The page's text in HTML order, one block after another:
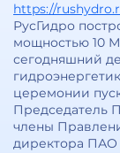
https://
РусГидро
мощностью 10
сегодняшний
церемонии
Председатель
члены
директора ПАО